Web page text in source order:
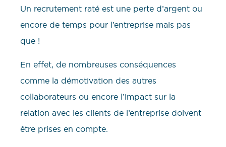
Un recrutement raté est une perte d’argent ou
encore de temps pour l’entreprise mais pas
que !
En effet, de nombreuses conséquences
comme la démotivation des autres
collaborateurs ou encore l’impact sur la
relation avec les clients de l’entreprise doivent
être prises en compte.